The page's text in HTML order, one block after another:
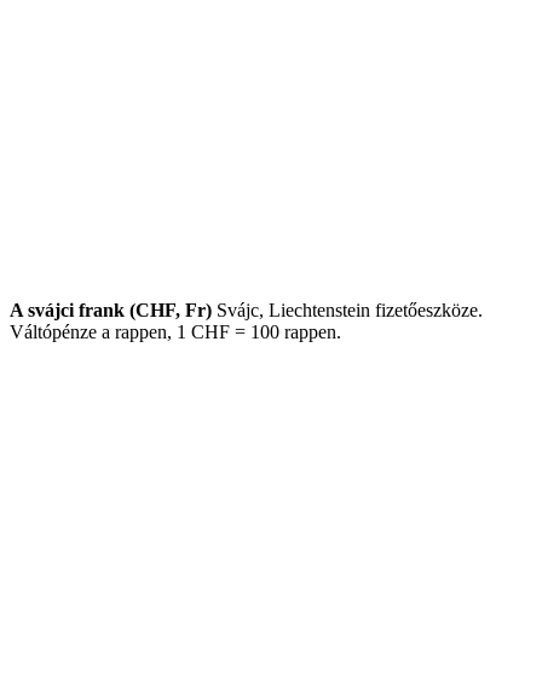
A svájci frank (CHF, Fr) Svájc, Liechtenstein fizetőeszköze.
Váltópénze a rappen, 1 CHF = 100 rappen.